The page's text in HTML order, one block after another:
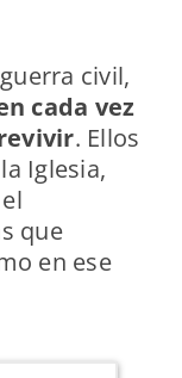
civil,
cada vez
. Ellos
Iglesia,
que
en ese